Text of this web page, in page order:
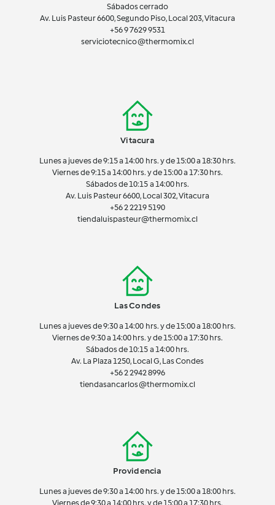
Sábados cerrado
Av. Luis Pasteur 6600, Segundo Piso, Local 203, Vitacura
+56 9 7629 9531
serviciotecnico@thermomix.cl
Vitacura
Lunes a jueves de 9:15 a 14:00 hrs. y de 15:00 a 18:30 hrs.
Viernes de 9:15 a 14:00 hrs. y de 15:00 a 17:30 hrs.
Sábados de 10:15 a 14:00 hrs.
Av. Luis Pasteur 6600, Local 302, Vitacura
+56 2 2219 5190
tiendaluispasteur@thermomix.cl
Las Condes
Lunes a jueves de 9:30 a 14:00 hrs. y de 15:00 a 18:00 hrs.
Viernes de 9:30 a 14:00 hrs. y de 15:00 a 17:30 hrs.
Sábados de 10:15 a 14:00 hrs.
Av. La Plaza 1250, Local G, Las Condes
+56 2 2942 8996
tiendasancarlos@thermomix.cl
Providencia
Lunes a jueves de 9:30 a 14:00 hrs. y de 15:00 a 18:00 hrs.
Viernes de 9:30 a 14:00 hrs. y de 15:00 a 17:30 hrs.